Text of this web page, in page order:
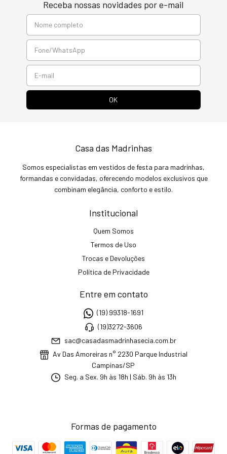
Receba nossas novidades por e-mail
Casa das Madrinhas
Somos especialistas em vestidos de festa para madrinhas,
formandas e convidadas, oferecendo modelos exclusivos que
combinam elegância, conforto e estilo.
Institucional
Quem Somos
Termos de Uso
Trocas e Devoluções
Política de Privacidade
Entre em contato
(19) 99318-1691
(19)3272-3606
sac@casadasmadrinhasecia.com.br
Av Das Amoreiras n° 2230 Parque Industrial
Campinas/SP
Seg. a Sex. 9h às 18h | Sáb. 9h às 13h
Formas de pagamento